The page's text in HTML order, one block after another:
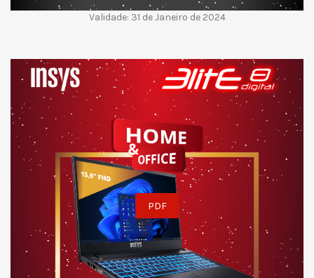
Validade: 31 de Janeiro de 2024
PDF